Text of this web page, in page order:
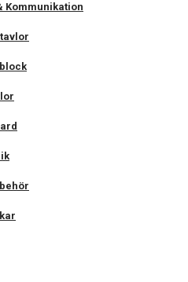
Kommunikation